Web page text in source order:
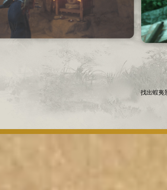
找出蝦夷